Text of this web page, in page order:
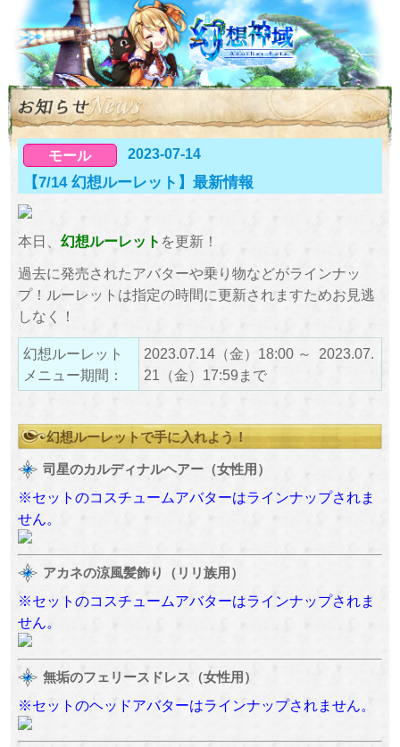
モール 2023-07-14
【7/14 幻想ルーレット】最新情報
本日、 幻想ルーレット を更新！
過去に発売されたアバターや乗り物などがラインナッ
プ！ルーレットは指定の時間に更新されますためお見逃
しなく！
幻想ルーレット
メニュー期間：
2023.07.14（金）18:00 ～ 2023.07.
21（金）17:59まで
幻想ルーレットで手に入れよう！
司星のカルディナルヘアー（女性用）
※セットのコスチュームアバターはラインナップされま
せん。
アカネの涼風髪飾り（リリ族用）
※セットのコスチュームアバターはラインナップされま
せん。
無垢のフェリースドレス（女性用）
※セットのヘッドアバターはラインナップされません。